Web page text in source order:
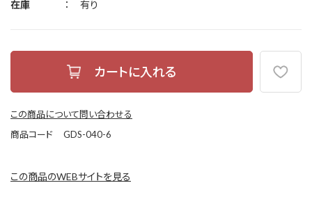
在庫 有り
この商品について問い合わせる
商品コード
GDS-040-6
この商品のWEBサイトを見る